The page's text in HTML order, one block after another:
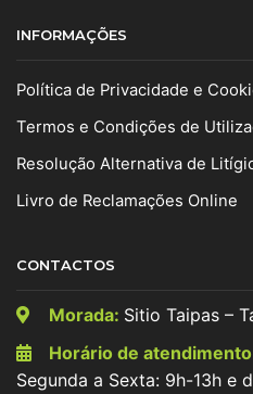
INFORMAÇÕES
Política de Privacidade e
Termos e Condições de
Resolução Alternativa de
Livro de Reclamações Online
CONTACTOS
Morada: Sitio Taipas –
Horário de
Segunda a Sexta: 9h-13h e